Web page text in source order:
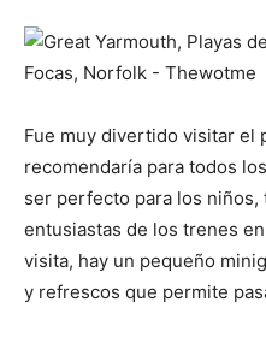
Fue muy divertido visitar el
recomendaría para todos
ser perfecto para los
entusiastas de los trenes
visita, hay un pequeño
y refrescos que permite